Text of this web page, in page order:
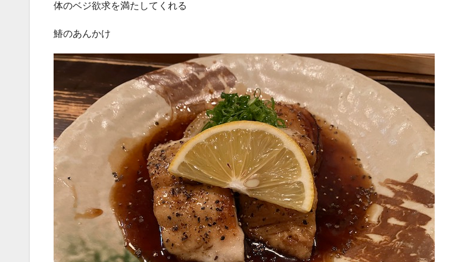
体のベジ欲求を満たしてくれる
鰆のあんかけ